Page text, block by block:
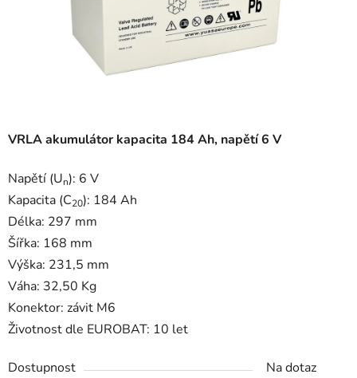
VRLA akumulátor kapacita 184 Ah, napětí 6 V
Napětí (Un): 6 V
Kapacita (C20): 184 Ah
Délka: 297 mm
Šířka: 168 mm
Výška: 231,5 mm
Váha: 32,50 Kg
Konektor: závit M6
Životnost dle EUROBAT: 10 let
Dostupnost
Na dotaz